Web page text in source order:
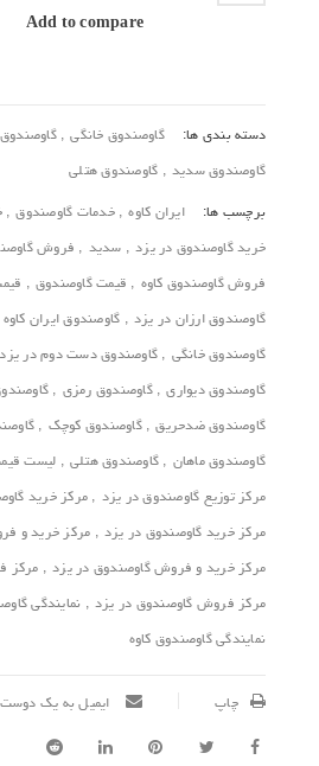
Add to compare
دسته بندی ها: گاوصندوق خانگی ,
گاوصندوق سدید , گاوصندوق هتلی
برچسب ها:
ایران کاوه ,خدمات گاوصندوق ,
خرید گاوصندوق در یزد , سدید , فروش
فروش گاوصندوق کاوه , قیمت گاوصندوق ,
گاوصندوق ارزان در یزد , گاوصندوق ایران کاوه
گاوصندوق خانگی ,گاوصندوق دست دوم در یزد
گاوصندوق دیواری ,گاوصندوق رمزی ,
گاوصندوق ضدحریق ,گاوصندوق کوچک ,
گاوصندوق ماهان ,گاوصندوق هتلی , لیست
مرکز توزیع گاوصندوق در یزد ,مرکز خرید
مرکز خرید گاوصندوق در یزد , مرکز خرید و
مرکز خرید و فروش گاوصندوق در یزد , مرکز
مرکز فروش گاوصندوق در یزد , نمایندگی
نمایندگی گاوصندوق کاوه
چاپ ایمیل به یک دوست